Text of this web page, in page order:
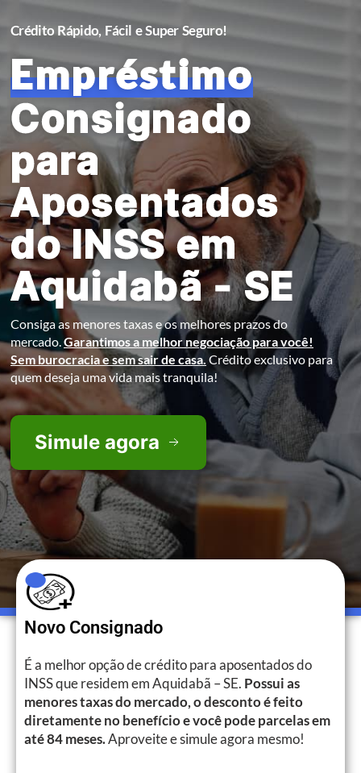
Crédito Rápido, Fácil e Super Seguro!
Empréstimo
Consignado
para
Aposentados
do INSS em
Aquidabã - SE
Consiga as menores taxas e os melhores prazos do
mercado.Garantimos a melhor negociação para você!
Sem burocracia e sem sair de casa. Crédito exclusivo para
quem deseja uma vida mais tranquila!
Simule agora
Novo Consignado
É a melhor opção de crédito para aposentados do
INSS que residem em Aquidabã – SE. Possui as
menores taxas do mercado, o desconto é feito
diretamente no benefício e você pode parcelas em
até 84 meses.Aproveite e simule agora mesmo!